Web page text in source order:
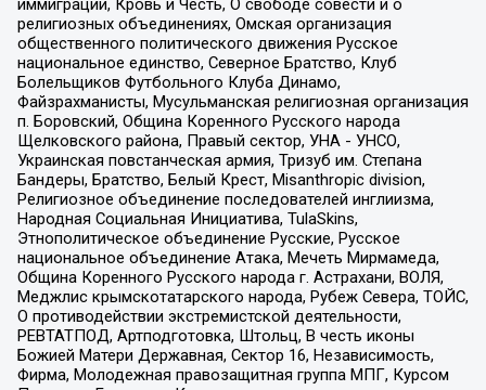
религиозных объединениях, Омская организация
общественного политического движения Русское
национальное единство, Северное Братство, Клуб
Болельщиков Футбольного Клуба Динамо,
Файзрахманисты, Мусульманская религиозная организация
п. Боровский, Община Коренного Русского народа
Щелковского района, Правый сектор, УНА - УНСО,
Украинская повстанческая армия, Тризуб им. Степана
Бандеры, Братство, Белый Крест, Misanthropic division,
Религиозное объединение последователей инглиизма,
Народная Социальная Инициатива, TulaSkins,
Этнополитическое объединение Русские, Русское
национальное объединение Атака, Мечеть Мирмамеда,
Община Коренного Русского народа г. Астрахани, ВОЛЯ,
Меджлис крымскотатарского народа, Рубеж Севера, ТОЙС,
О противодействии экстремистской деятельности,
РЕВТАТПОД, Артподготовка, Штольц, В честь иконы
Божией Матери Державная, Сектор 16, Независимость,
Фирма, Молодежная правозащитная группа МПГ, Курсом